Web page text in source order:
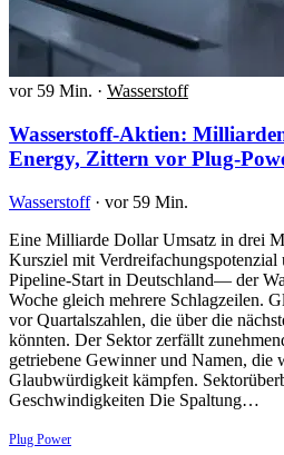
vor 59 Min. · Wasserstoff
Wasserstoff-Aktien:
Energy, Zittern vor Plug-
Wasserstoff · vor 59 Min.
Eine Milliarde Dollar Umsatz in drei
Kursziel mit Verdreifachungspotenzial
Pipeline-Start in Deutschland— der
Woche gleich mehrere Schlagzeilen.
vor Quartalszahlen, die über die
könnten. Der Sektor zerfällt
getriebene Gewinner und Namen, die
Glaubwürdigkeit kämpfen.
Geschwindigkeiten Die Spaltung…
Plug Power